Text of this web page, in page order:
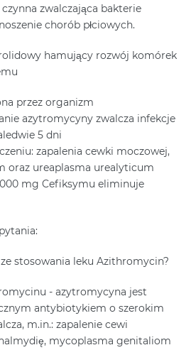
zwalczająca bakterie
chorób płciowych.
hamujący rozwój komórek
przez organizm
azytromycyny zwalcza infekcje
5 dni
zapalenia cewki moczowej,
oraz ureaplasma urealyticum
mg Cefiksymu eliminuje
stosowania leku Azithromycin?
- azytromycyna jest
antybiotykiem o szerokim
m.in.: zapalenie cewi
mycoplasma genitaliom